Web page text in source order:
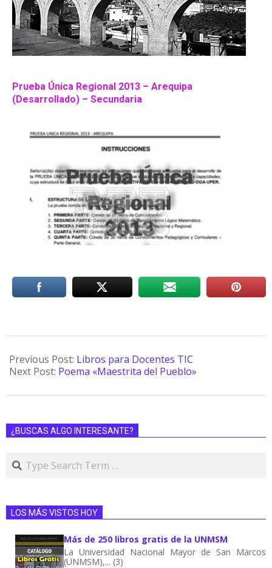
Prueba Única Regional 2013 – Arequipa
(Desarrollado) – Secundaria
Previous Post: Libros para Docentes TIC
Next Post: Poema «Maestrita del Pueblo»
¿BUSCAS ALGO INTERESANTE?
LOS MÁS VISTOS HOY
Más de 250 libros gratis de la UNMSM
La Universidad Nacional Mayor de San Marcos
(UNMSM),... (3)